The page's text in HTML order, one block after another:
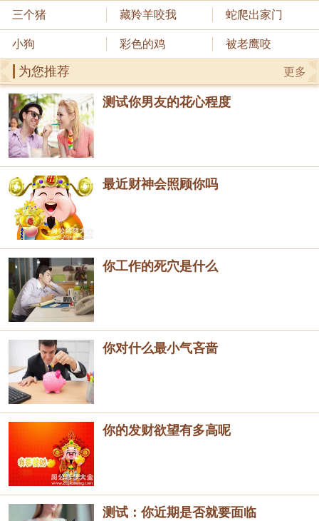
三个猪 藏羚羊咬我 蛇爬出家门
小狗 彩色的鸡 被老鹰咬
更多
为您推荐
测试你男友的花心程度
最近财神会照顾你吗
你工作的死穴是什么
你对什么最小气吝啬
你的发财欲望有多高呢
测试：你近期是否就要面临